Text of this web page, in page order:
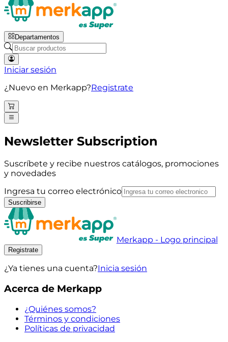
Departamentos
Iniciar sesión
¿Nuevo en Merkapp?Registrate
Newsletter Subscription
Suscríbete y recibe nuestros catálogos, promociones
y novedades
Ingresa tu correo electrónico
Suscribirse
Merkapp - Logo principal
Registrate
¿Ya tienes una cuenta?Inicia sesión
Acerca de Merkapp
¿Quiénes somos?
Términos y condiciones
Políticas de privacidad